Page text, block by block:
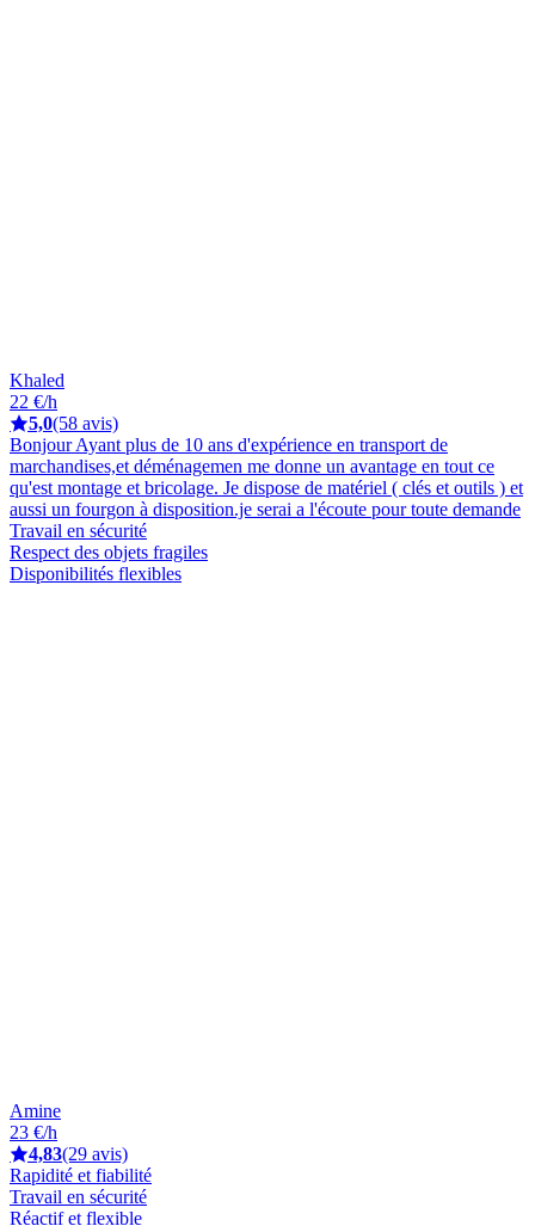
Khaled
22 €/h
5,0(58 avis)
Bonjour Ayant plus de 10 ans d'expérience en transport de
marchandises,et déménagemen me donne un avantage en tout ce
qu'est montage et bricolage. Je dispose de matériel ( clés et outils ) et
aussi un fourgon à disposition.je serai a l'écoute pour toute demande
Travail en sécurité
Respect des objets fragiles
Disponibilités flexibles
Amine
23 €/h
4,83(29 avis)
Rapidité et fiabilité
Travail en sécurité
Réactif et flexible